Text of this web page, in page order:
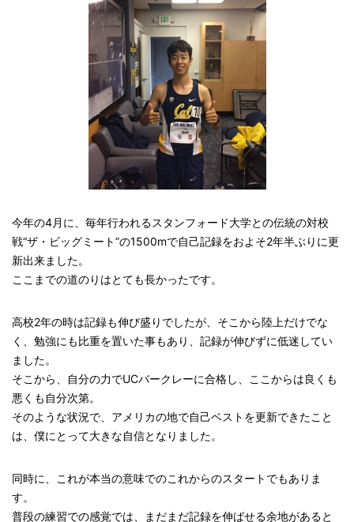
今年の4月に、毎年行われるスタンフォード大学との伝統の対校
戦“ザ・ビッグミート”の1500mで自己記録をおよそ2年半ぶりに更
新出来ました。
ここまでの道のりはとても長かったです。
高校2年の時は記録も伸び盛りでしたが、そこから陸上だけでな
く、勉強にも比重を置いた事もあり、記録が伸びずに低迷してい
ました。
そこから、自分の力でUCバークレーに合格し、ここからは良くも
悪くも自分次第。
そのような状況で、アメリカの地で自己ベストを更新できたこと
は、僕にとって大きな自信となりました。
同時に、これが本当の意味でのこれからのスタートでもありま
す。
普段の練習での感覚では、まだまだ記録を伸ばせる余地があると